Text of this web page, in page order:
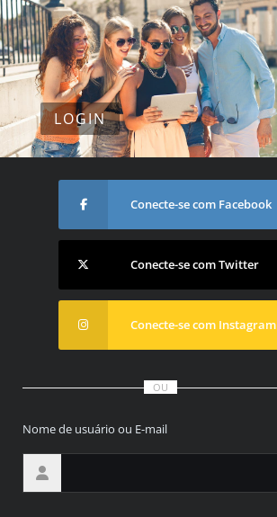
LOGIN
Conecte-se com Facebook
Conecte-se com Twitter
Conecte-se com Instagram
OU
Nome de usuário ou E-mail